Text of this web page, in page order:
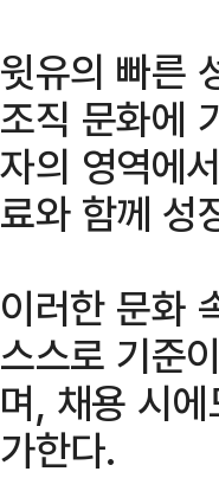
윗유의 빠른
조직 문화에
자의 영역에
료와 함께 성
이러한 문화
스스로 기준
며, 채용 시
가한다.